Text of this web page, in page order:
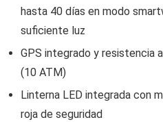
hasta 40 días en modo
suficiente luz
GPS integrado y resistencia
(10 ATM)
Linterna LED integrada con
roja de seguridad